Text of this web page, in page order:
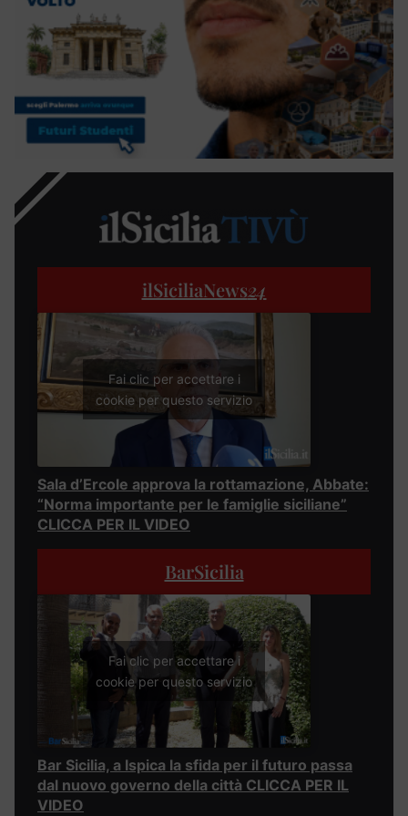
ilSiciliaNews24
Fai clic per accettare i
cookie per questo servizio
Sala d’Ercole approva la rottamazione, Abbate:
“Norma importante per le famiglie siciliane”
CLICCA PER IL VIDEO
BarSicilia
Fai clic per accettare i
cookie per questo servizio
Bar Sicilia, a Ispica la sfida per il futuro passa
dal nuovo governo della città CLICCA PER IL
VIDEO